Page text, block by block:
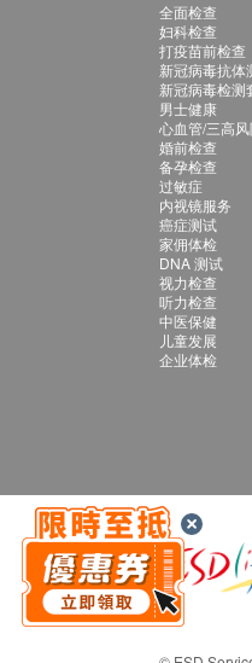
全面检查
妇科检查
打疫苗前检查
新冠病毒抗体
新冠病毒检测
男士健康
心血管/三高
婚前检查
备孕检查
过敏症
内视镜服务
癌症测试
家佣体检
DNA 测试
视力检查
听力检查
中医保健
儿童发展
企业体检